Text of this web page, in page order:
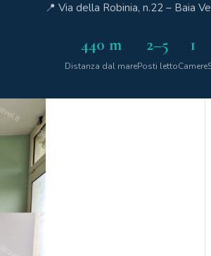
📍 Via della Robinia, n.22 – Baia
440 m
Distanza dal mare
2–5
Posti letto
1
Camere